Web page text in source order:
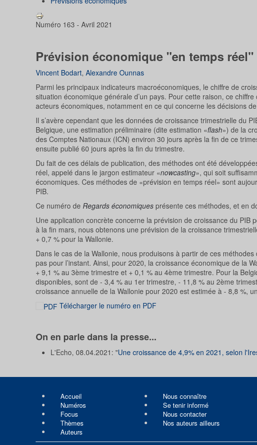
Numéro 163 - Avril 2021
Prévision économique "en temps réel"
Vincent Bodart, Alexandre Ounnas
Parmi les principaux indicateurs macroéconomiques, le chiffre de
situation économique générale d’un pays. Pour cette raison, ce
acteurs économiques, notamment en ce qui concerne les décisions
Il s’avère cependant que les données de croissance trimestrielle du
Belgique, une estimation préliminaire (dite estimation «flash») de la
des Comptes Nationaux (ICN) environ 30 jours après la fin de ce
ensuite publié 60 jours après la fin du trimestre.
Du fait de ces délais de publication, des méthodes ont été
réel, appelé dans le jargon estimateur «nowcasting», qui soit
économiques. Ces méthodes de «prévision en temps réel» sont
PIB.
Ce numéro de Regards économiques présente ces méthodes, et en
Une application concrète concerne la prévision de croissance du
à la fin mars, nous obtenons une prévision de la croissance
+ 0,7 % pour la Wallonie.
Dans le cas de la Wallonie, nous produisons à partir de ces
pas pour l’instant. Ainsi, pour 2020, la croissance économique de la
+ 9,1 % au 3ème trimestre et + 0,1 % au 4ème trimestre. Pour la
disponibles, sont de - 3,4 % au 1er trimestre, - 11,8 % au 2ème
croissance annuelle de la Wallonie pour 2020 est estimée à - 8,8 %,
Télécharger le numéro en PDF
On en parle dans la presse...
L'Echo, 08.04.2021: "Une croissance de 4,9% en 2021, selon
Accueil
Numéros
Focus
Thèmes
Auteurs
Nous connaître
Se tenir informé
Nous contacter
Nos auteurs ailleurs